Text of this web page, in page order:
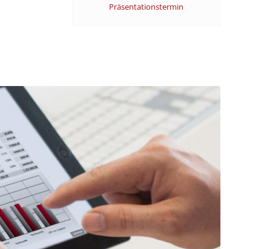
Präsentationstermin